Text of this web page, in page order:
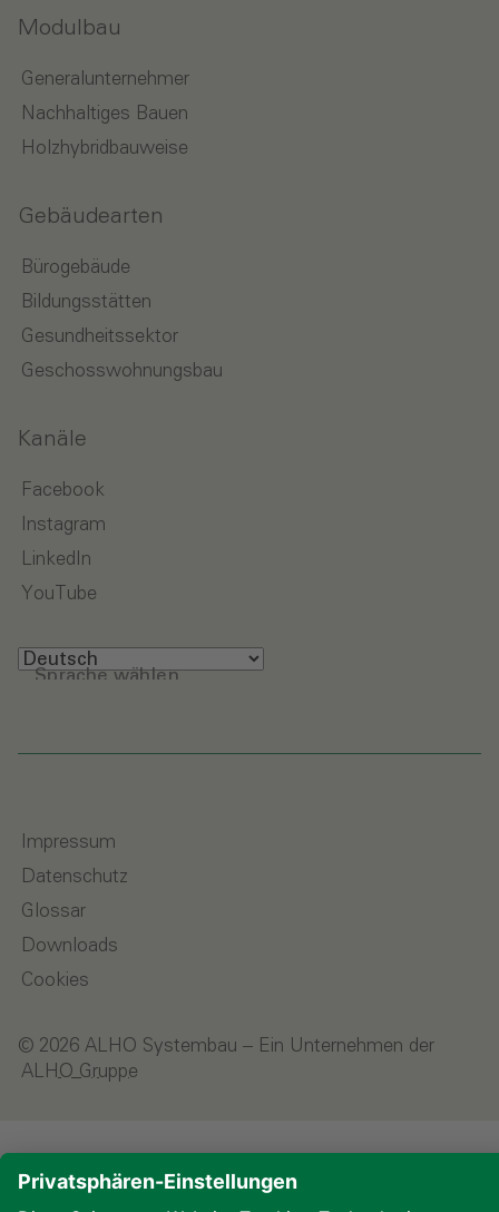
Modulbau
Generalunternehmer
Nachhaltiges Bauen
Holzhybridbauweise
Gebäudearten
Bürogebäude
Bildungsstätten
Gesundheitssektor
Geschosswohnungsbau
Kanäle
Facebook
Instagram
LinkedIn
YouTube
Sprache wählen
Impressum
Datenschutz
Glossar
Downloads
Cookies
© 2026 ALHO Systembau – Ein Unternehmen der
ALHO Gruppe